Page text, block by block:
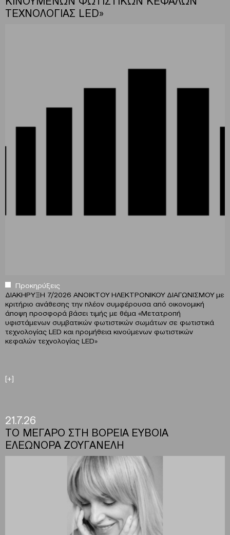
ΤΕΧΝΟΛΟΓΙΑΣ LED»
Προκηρύξεις
ΔΙΑΚΗΡΥΞΗ 7/2026 ΑΝΟΙΚΤΟΥ ΗΛΕΚΤΡΟΝΙΚΟΥ ΔΙΑΓΩΝΙΣΜΟΥ με
κριτήριο ανάθεσης την πλέον συμφέρουσα από οικονομική
άποψη προσφορά βάσει τιμής με θέμα «Μετατροπή
υφιστάμενων συμβατικών φωτιστικών σωμάτων σε φωτιστικά
τεχνολογίας LED και προμήθεια κινούμενων φωτιστικών
κεφαλών τεχνολογίας LED»
[+]
21.7.26
ΤΟ ΜΕΓΑΡΟ ΣΤΗ ΒΟΡΕΙΑ ΕΥΒΟΙΑ
ΕΛΕΩΝΟΡΑ ΖΟΥΓΑΝΕΛΗ